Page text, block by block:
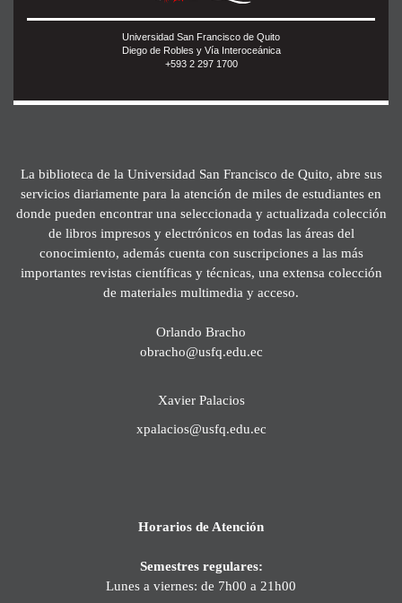
Universidad San Francisco de Quito
Diego de Robles y Vía Interoceánica
+593 2 297 1700
La biblioteca de la Universidad San Francisco de Quito, abre sus
servicios diariamente para la atención de miles de estudiantes en
donde pueden encontrar una seleccionada y actualizada colección
de libros impresos y electrónicos en todas las áreas del
conocimiento, además cuenta con suscripciones a las más
importantes revistas científicas y técnicas, una extensa colección
de materiales multimedia y acceso.
Orlando Bracho
obracho@usfq.edu.ec
Xavier Palacios
xpalacios@usfq.edu.ec
Horarios de Atención
Semestres regulares:
Lunes a viernes: de 7h00 a 21h00